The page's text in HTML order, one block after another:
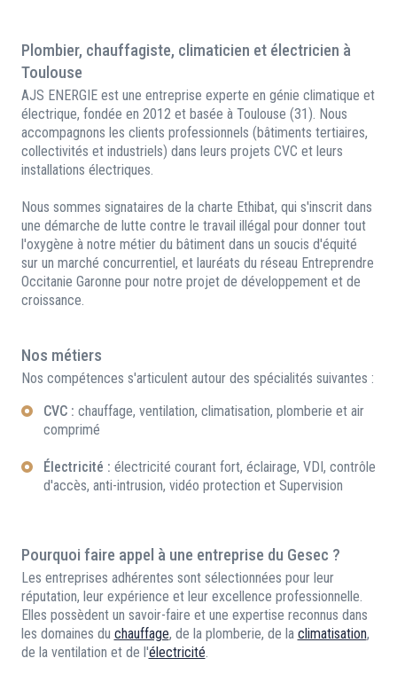
Plombier, chauffagiste, climaticien et électricien à
Toulouse
AJS ENERGIE est une entreprise experte en génie climatique et
électrique, fondée en 2012 et basée à Toulouse (31). Nous
accompagnons les clients professionnels (bâtiments tertiaires,
collectivités et industriels) dans leurs projets CVC et leurs
installations électriques.
Nous sommes signataires de la charte Ethibat, qui s'inscrit dans
une démarche de lutte contre le travail illégal pour donner tout
l'oxygène à notre métier du bâtiment dans un soucis d'équité
sur un marché concurrentiel, et lauréats du réseau Entreprendre
Occitanie Garonne pour notre projet de développement et de
croissance.
Nos métiers
Nos compétences s'articulent autour des spécialités suivantes :
CVC : chauffage, ventilation, climatisation, plomberie et air
comprimé
Électricité : électricité courant fort, éclairage, VDI, contrôle
d'accès, anti-intrusion, vidéo protection et Supervision
Pourquoi faire appel à une entreprise du Gesec ?
Les entreprises adhérentes sont sélectionnées pour leur
réputation, leur expérience et leur excellence professionnelle.
Elles possèdent un savoir-faire et une expertise reconnus dans
les domaines du chauffage, de la plomberie, de la climatisation,
de la ventilation et de l'électricité.